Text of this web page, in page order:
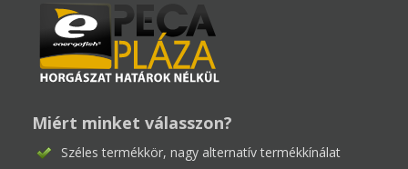
Miért minket válasszon?
Széles termékkör, nagy alternatív termékkínálat